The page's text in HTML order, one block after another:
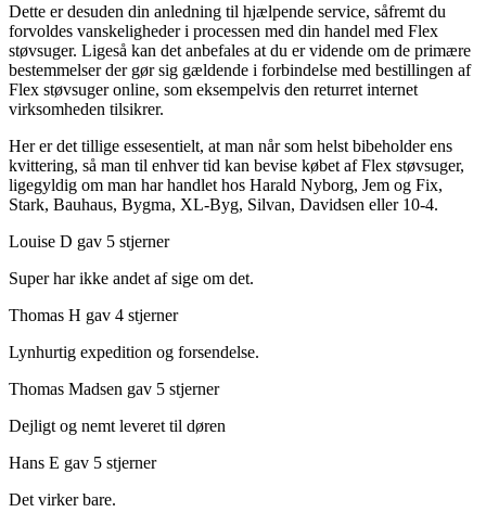
Dette er desuden din anledning til hjælpende service, såfremt du
forvoldes vanskeligheder i processen med din handel med Flex
støvsuger. Ligeså kan det anbefales at du er vidende om de primære
bestemmelser der gør sig gældende i forbindelse med bestillingen af
Flex støvsuger online, som eksempelvis den returret internet
virksomheden tilsikrer.
Her er det tillige essesentielt, at man når som helst bibeholder ens
kvittering, så man til enhver tid kan bevise købet af Flex støvsuger,
ligegyldig om man har handlet hos Harald Nyborg, Jem og Fix,
Stark, Bauhaus, Bygma, XL-Byg, Silvan, Davidsen eller 10-4.
Louise D gav 5 stjerner
Super har ikke andet af sige om det.
Thomas H gav 4 stjerner
Lynhurtig expedition og forsendelse.
Thomas Madsen gav 5 stjerner
Dejligt og nemt leveret til døren
Hans E gav 5 stjerner
Det virker bare.